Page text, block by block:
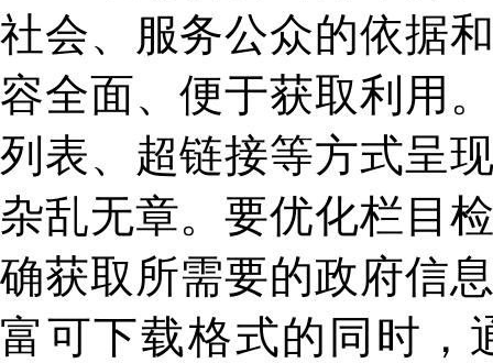
社会、服务公众的依据
容全面、便于获取利用
列表、超链接等方式呈
杂乱无章。要优化栏目
确获取所需要的政府信
富可下载格式的同时，